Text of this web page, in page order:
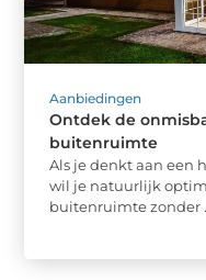
Aanbiedingen
Ontdek de
buitenruimte
Als je denkt aan een
wil je natuurlijk
buitenruimte zonder